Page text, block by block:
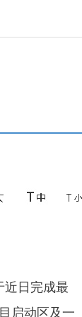
近日完成最
启动区及一